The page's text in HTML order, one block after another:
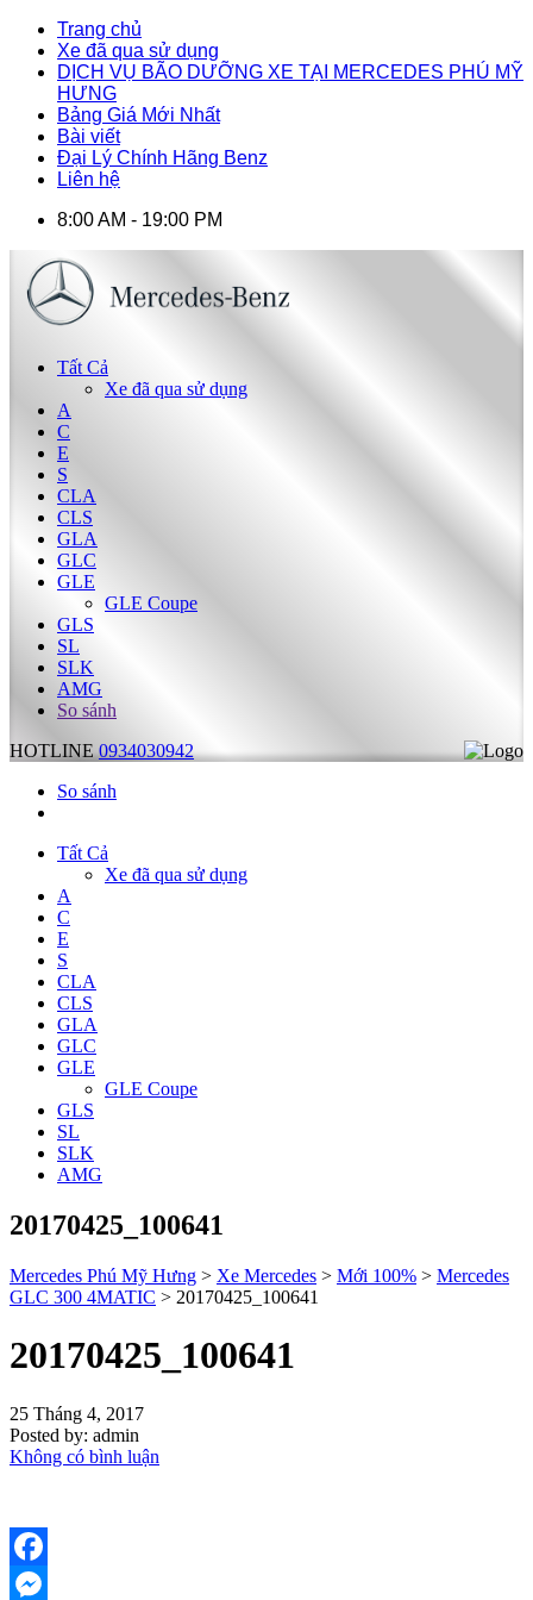
Trang chủ
Xe đã qua sử dụng
DỊCH VỤ BÃO DƯỠNG XE TẠI MERCEDES PHÚ MỸ
HƯNG
Bảng Giá Mới Nhất
Bài viết
Đại Lý Chính Hãng Benz
Liên hệ
8:00 AM - 19:00 PM
Tất Cả
Xe đã qua sử dụng
A
C
E
S
CLA
CLS
GLA
GLC
GLE
GLE Coupe
GLS
SL
SLK
AMG
So sánh
HOTLINE 0934030942
So sánh
Tất Cả
Xe đã qua sử dụng
A
C
E
S
CLA
CLS
GLA
GLC
GLE
GLE Coupe
GLS
SL
SLK
AMG
20170425_100641
Mercedes Phú Mỹ Hưng > Xe Mercedes > Mới 100% > Mercedes
GLC 300 4MATIC > 20170425_100641
20170425_100641
25 Tháng 4, 2017
Posted by: admin
Không có bình luận
Facebook